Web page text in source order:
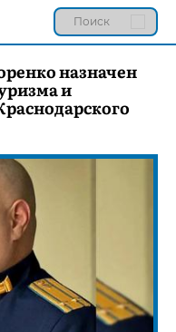
назначен
и